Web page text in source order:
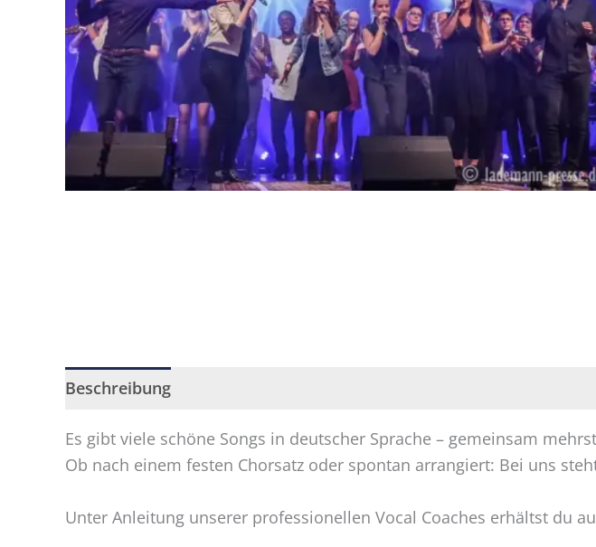
Beschreibung
Es gibt viele schöne Songs in deutscher Sprache – gemeinsam
Ob nach einem festen Chorsatz oder spontan arrangiert: Bei uns
Unter Anleitung unserer professionellen Vocal Coaches erhältst du